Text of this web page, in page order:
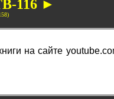
116 ►
на сайте